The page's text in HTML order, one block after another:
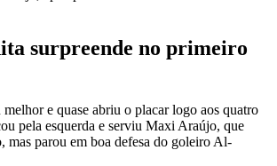
surpreende no primeiro
e quase abriu o placar logo aos quatro
pela esquerda e serviu Maxi Araújo, que
mas parou em boa defesa do goleiro Al-